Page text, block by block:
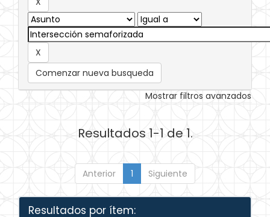
Comenzar nueva busqueda
Mostrar filtros avanzados
Resultados 1-1 de 1.
Anterior 1 Siguiente
Resultados por ítem: